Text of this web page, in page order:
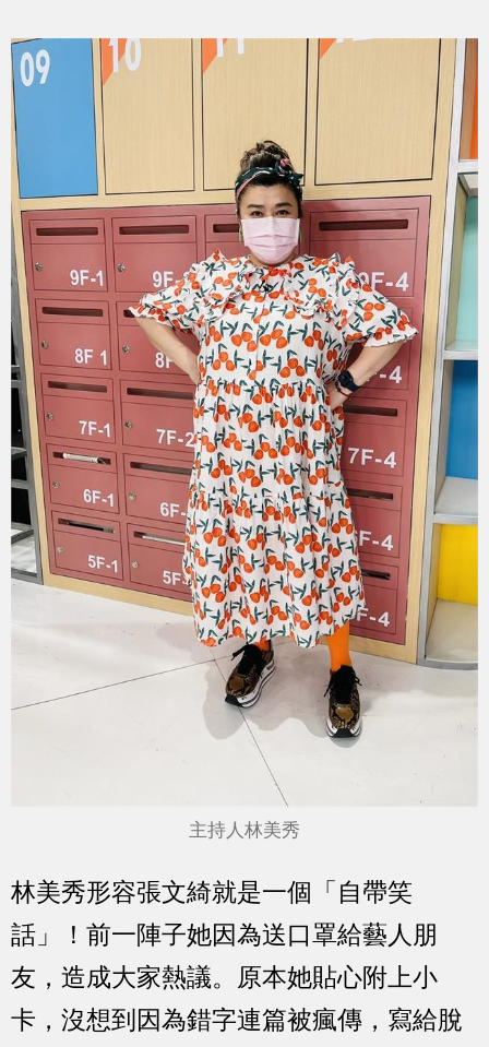
主持人林美秀
林美秀形容張文綺就是一個「自帶笑
話」！前一陣子她因為送口罩給藝人朋
友，造成大家熱議。原本她貼心附上小
卡，沒想到因為錯字連篇被瘋傳，寫給脫